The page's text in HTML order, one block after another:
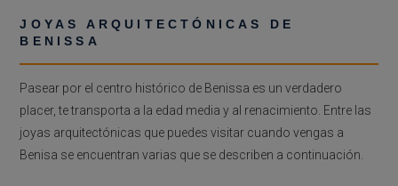
JOYAS ARQUITECTÓNICAS DE
BENISSA
Pasear por el centro histórico de Benissa es un verdadero
placer, te transporta a la edad media y al renacimiento. Entre las
joyas arquitectónicas que puedes visitar cuando vengas a
Benisa se encuentran varias que se describen a continuación.